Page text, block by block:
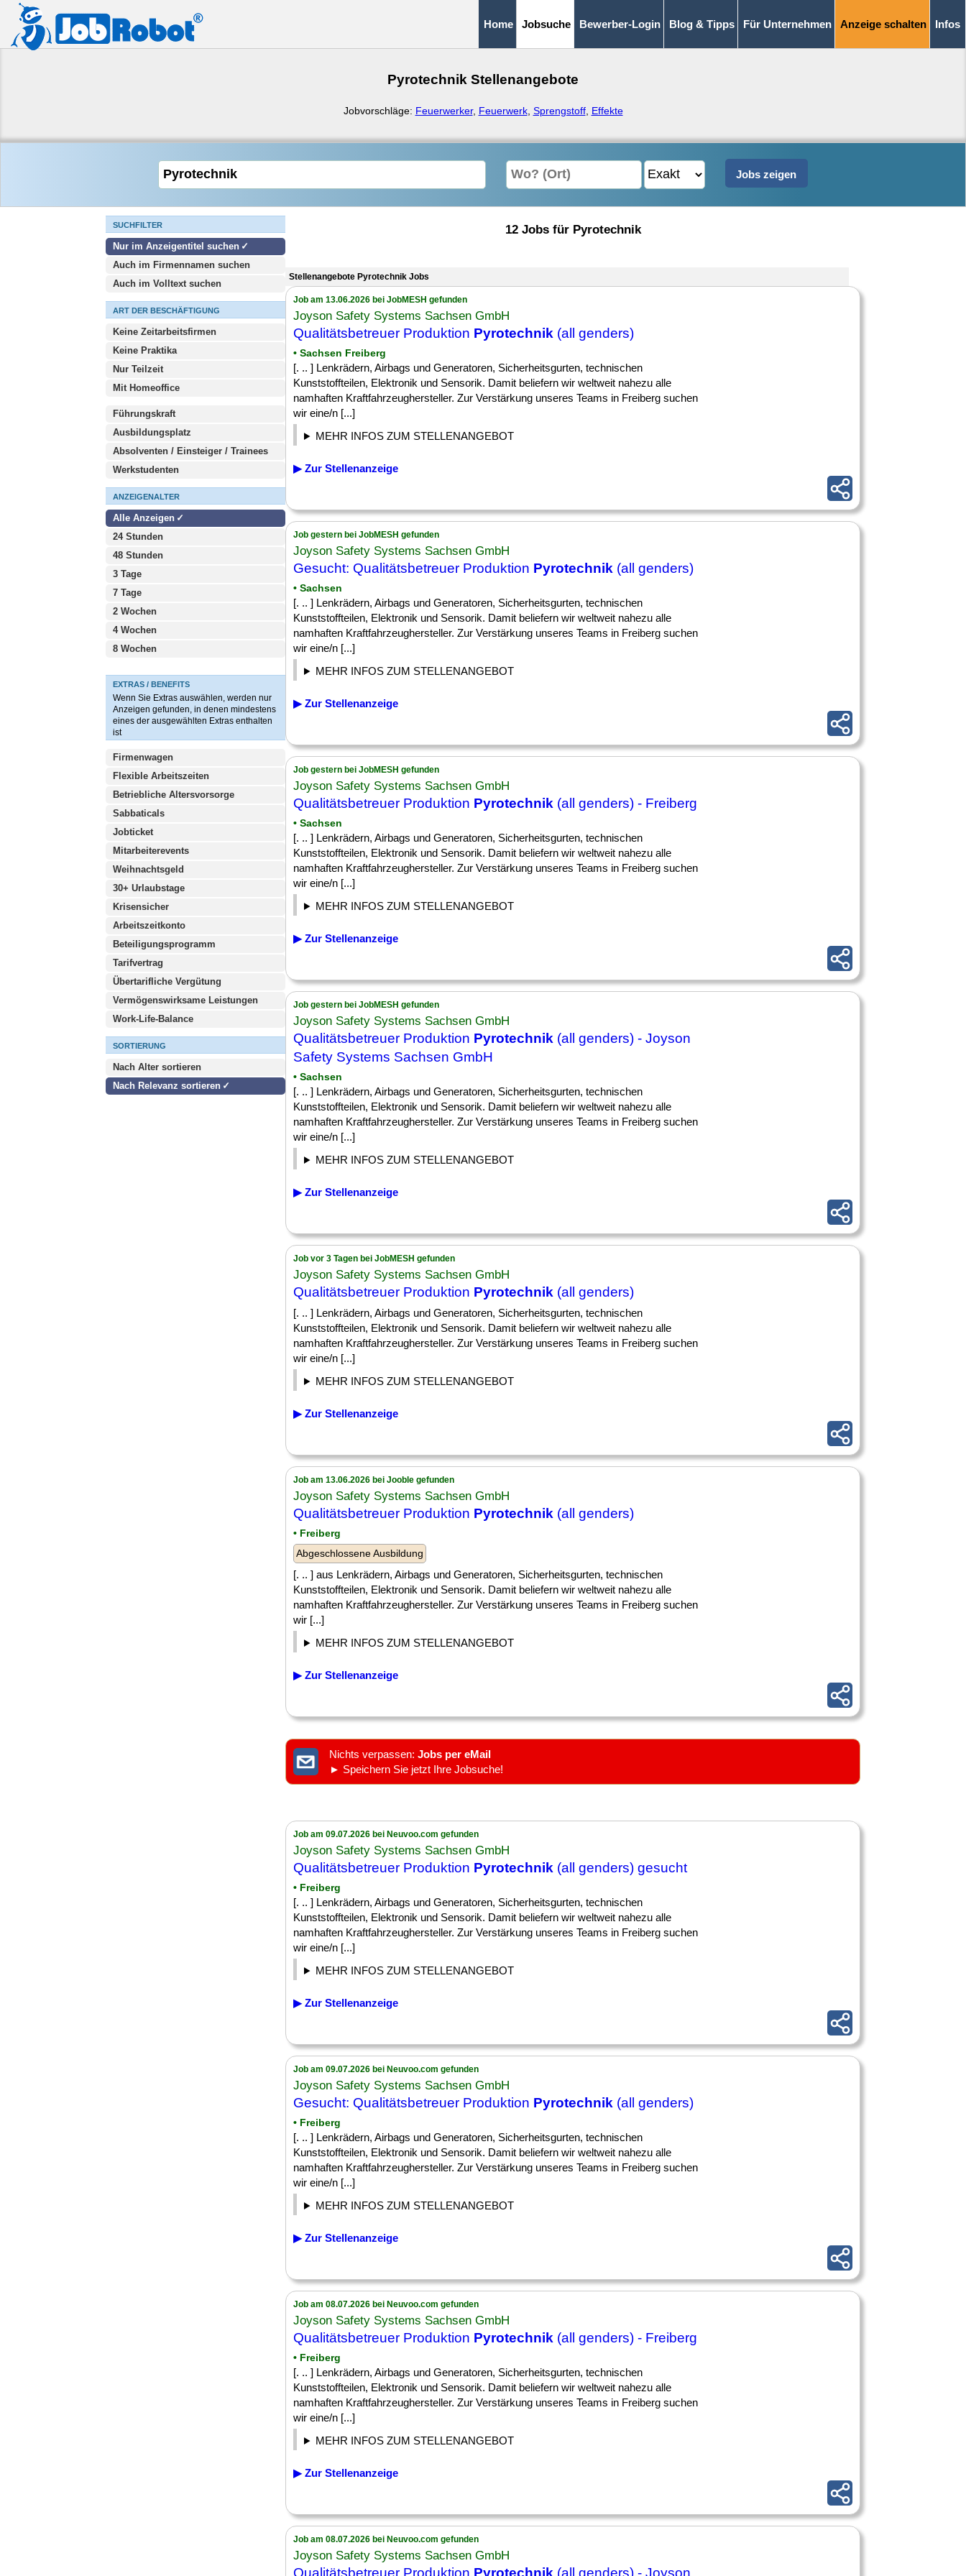
Home Jobsuche Bewerber-Login Blog & Tipps Für Unternehmen Anzeige schalten Infos
Pyrotechnik Stellenangebote
Jobvorschläge: Feuerwerker, Feuerwerk, Sprengstoff, Effekte
SUCHFILTER
Nur im Anzeigentitel suchen
Auch im Firmennamen suchen
Auch im Volltext suchen
ART DER BESCHÄFTIGUNG
Keine Zeitarbeitsfirmen
Keine Praktika
Nur Teilzeit
Mit Homeoffice
Führungskraft
Ausbildungsplatz
Absolventen / Einsteiger / Trainees
Werkstudenten
ANZEIGENALTER
Alle Anzeigen
24 Stunden
48 Stunden
3 Tage
7 Tage
2 Wochen
4 Wochen
8 Wochen
EXTRAS / BENEFITS
Wenn Sie Extras auswählen, werden nur
Anzeigen gefunden, in denen mindestens
eines der ausgewählten Extras enthalten
ist
Firmenwagen
Flexible Arbeitszeiten
Betriebliche Altersvorsorge
Sabbaticals
Jobticket
Mitarbeiterevents
Weihnachtsgeld
30+ Urlaubstage
Krisensicher
Arbeitszeitkonto
Beteiligungsprogramm
Tarifvertrag
Übertarifliche Vergütung
Vermögenswirksame Leistungen
Work-Life-Balance
SORTIERUNG
Nach Alter sortieren
Nach Relevanz sortieren
12 Jobs für Pyrotechnik
Stellenangebote Pyrotechnik Jobs
Job am 13.06.2026 bei JobMESH gefunden
Joyson Safety Systems Sachsen GmbH
Qualitätsbetreuer Produktion Pyrotechnik (all genders)
• Sachsen Freiberg
[. .. ] Lenkrädern, Airbags und Generatoren, Sicherheitsgurten, technischen
Kunststoffteilen, Elektronik und Sensorik. Damit beliefern wir weltweit nahezu alle
namhaften Kraftfahrzeughersteller. Zur Verstärkung unseres Teams in Freiberg suchen
wir eine/n [...]
MEHR INFOS ZUM STELLENANGEBOT
▶ Zur Stellenanzeige
Job gestern bei JobMESH gefunden
Joyson Safety Systems Sachsen GmbH
Gesucht: Qualitätsbetreuer Produktion Pyrotechnik (all genders)
• Sachsen
[. .. ] Lenkrädern, Airbags und Generatoren, Sicherheitsgurten, technischen
Kunststoffteilen, Elektronik und Sensorik. Damit beliefern wir weltweit nahezu alle
namhaften Kraftfahrzeughersteller. Zur Verstärkung unseres Teams in Freiberg suchen
wir eine/n [...]
MEHR INFOS ZUM STELLENANGEBOT
▶ Zur Stellenanzeige
Job gestern bei JobMESH gefunden
Joyson Safety Systems Sachsen GmbH
Qualitätsbetreuer Produktion Pyrotechnik (all genders) - Freiberg
• Sachsen
[. .. ] Lenkrädern, Airbags und Generatoren, Sicherheitsgurten, technischen
Kunststoffteilen, Elektronik und Sensorik. Damit beliefern wir weltweit nahezu alle
namhaften Kraftfahrzeughersteller. Zur Verstärkung unseres Teams in Freiberg suchen
wir eine/n [...]
MEHR INFOS ZUM STELLENANGEBOT
▶ Zur Stellenanzeige
Job gestern bei JobMESH gefunden
Joyson Safety Systems Sachsen GmbH
Qualitätsbetreuer Produktion Pyrotechnik (all genders) - Joyson
Safety Systems Sachsen GmbH
• Sachsen
[. .. ] Lenkrädern, Airbags und Generatoren, Sicherheitsgurten, technischen
Kunststoffteilen, Elektronik und Sensorik. Damit beliefern wir weltweit nahezu alle
namhaften Kraftfahrzeughersteller. Zur Verstärkung unseres Teams in Freiberg suchen
wir eine/n [...]
MEHR INFOS ZUM STELLENANGEBOT
▶ Zur Stellenanzeige
Job vor 3 Tagen bei JobMESH gefunden
Joyson Safety Systems Sachsen GmbH
Qualitätsbetreuer Produktion Pyrotechnik (all genders)
[. .. ] Lenkrädern, Airbags und Generatoren, Sicherheitsgurten, technischen
Kunststoffteilen, Elektronik und Sensorik. Damit beliefern wir weltweit nahezu alle
namhaften Kraftfahrzeughersteller. Zur Verstärkung unseres Teams in Freiberg suchen
wir eine/n [...]
MEHR INFOS ZUM STELLENANGEBOT
▶ Zur Stellenanzeige
Job am 13.06.2026 bei Jooble gefunden
Joyson Safety Systems Sachsen GmbH
Qualitätsbetreuer Produktion Pyrotechnik (all genders)
• Freiberg
Abgeschlossene Ausbildung
[. .. ] aus Lenkrädern, Airbags und Generatoren, Sicherheitsgurten, technischen
Kunststoffteilen, Elektronik und Sensorik. Damit beliefern wir weltweit nahezu alle
namhaften Kraftfahrzeughersteller. Zur Verstärkung unseres Teams in Freiberg suchen
wir [...]
MEHR INFOS ZUM STELLENANGEBOT
▶ Zur Stellenanzeige
Nichts verpassen: Jobs per eMail
► Speichern Sie jetzt Ihre Jobsuche!
Job am 09.07.2026 bei Neuvoo.com gefunden
Joyson Safety Systems Sachsen GmbH
Qualitätsbetreuer Produktion Pyrotechnik (all genders) gesucht
• Freiberg
[. .. ] Lenkrädern, Airbags und Generatoren, Sicherheitsgurten, technischen
Kunststoffteilen, Elektronik und Sensorik. Damit beliefern wir weltweit nahezu alle
namhaften Kraftfahrzeughersteller. Zur Verstärkung unseres Teams in Freiberg suchen
wir eine/n [...]
MEHR INFOS ZUM STELLENANGEBOT
▶ Zur Stellenanzeige
Job am 09.07.2026 bei Neuvoo.com gefunden
Joyson Safety Systems Sachsen GmbH
Gesucht: Qualitätsbetreuer Produktion Pyrotechnik (all genders)
• Freiberg
[. .. ] Lenkrädern, Airbags und Generatoren, Sicherheitsgurten, technischen
Kunststoffteilen, Elektronik und Sensorik. Damit beliefern wir weltweit nahezu alle
namhaften Kraftfahrzeughersteller. Zur Verstärkung unseres Teams in Freiberg suchen
wir eine/n [...]
MEHR INFOS ZUM STELLENANGEBOT
▶ Zur Stellenanzeige
Job am 08.07.2026 bei Neuvoo.com gefunden
Joyson Safety Systems Sachsen GmbH
Qualitätsbetreuer Produktion Pyrotechnik (all genders) - Freiberg
• Freiberg
[. .. ] Lenkrädern, Airbags und Generatoren, Sicherheitsgurten, technischen
Kunststoffteilen, Elektronik und Sensorik. Damit beliefern wir weltweit nahezu alle
namhaften Kraftfahrzeughersteller. Zur Verstärkung unseres Teams in Freiberg suchen
wir eine/n [...]
MEHR INFOS ZUM STELLENANGEBOT
▶ Zur Stellenanzeige
Job am 08.07.2026 bei Neuvoo.com gefunden
Joyson Safety Systems Sachsen GmbH
Qualitätsbetreuer Produktion Pyrotechnik (all genders) - Joyson